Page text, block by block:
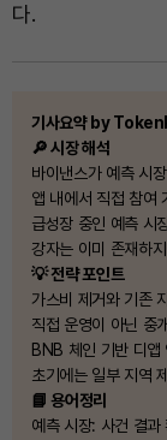
다.
기사요약 by
🔎 시장 해석
바이낸스가 예측 시
앱 내에서 직접 참여
급성장 중인 예측 시
강자는 이미 존재하
💡 전략 포인트
가스비 제거와 기존
직접 운영이 아닌 중
BNB 체인 기반 디앱
초기에는 일부 지역
📘 용어정리
예측 시장: 사건 결과